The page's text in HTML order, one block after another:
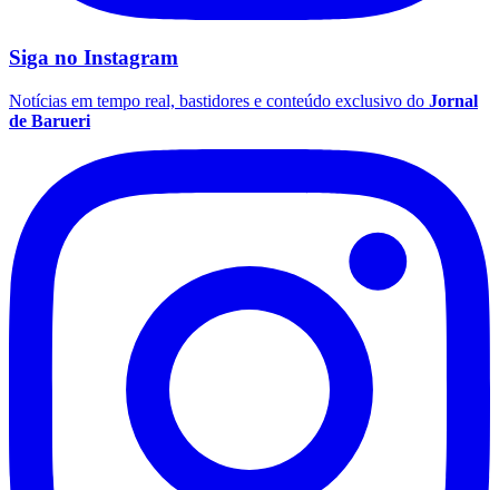
Flamengo
Siga no Instagram
Notícias em tempo real, bastidores e conteúdo exclusivo do Jornal
de Barueri